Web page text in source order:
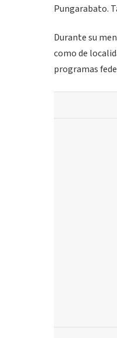
Pungarabato.
Durante su
como de
programas